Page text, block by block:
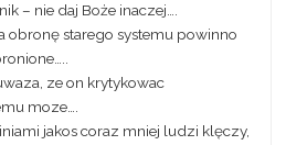
– nie daj Boże inaczej….
obronę starego systemu powinno
ze on krytykowac
moze….
jakos coraz mniej ludzi klęczy,